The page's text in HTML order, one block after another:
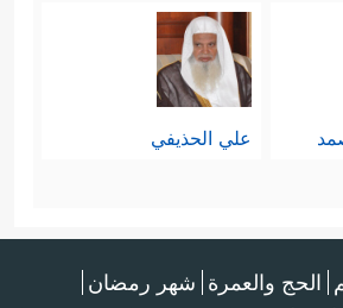
علي الحذيفي
الحج والعمرة شهر رمضان